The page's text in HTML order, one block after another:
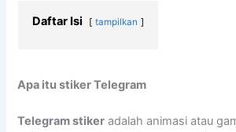
Daftar Isi tampilkan
Apa itu stiker Telegram
Telegram stiker adalah animasi atau